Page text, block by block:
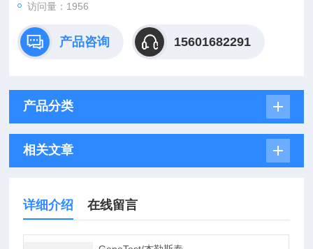
访问量：1956
产品咨询 15601682291
产品分类
相关文章
详细介绍 在线留言